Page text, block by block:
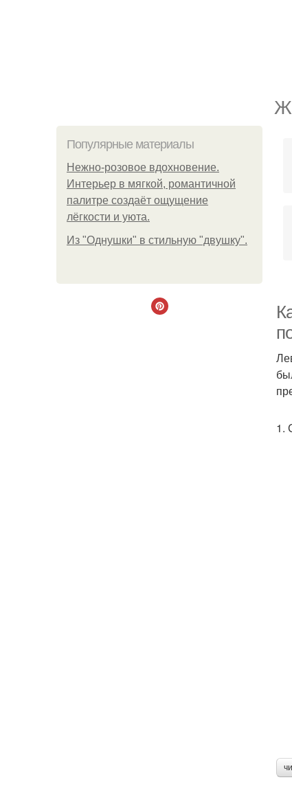
Популярные материалы
Нежно-розовое вдохновение.
Интерьер в мягкой, романтичной
палитре создаёт ощущение
лёгкости и уюта.
Из "Однушки" в стильную "двушку".
1.